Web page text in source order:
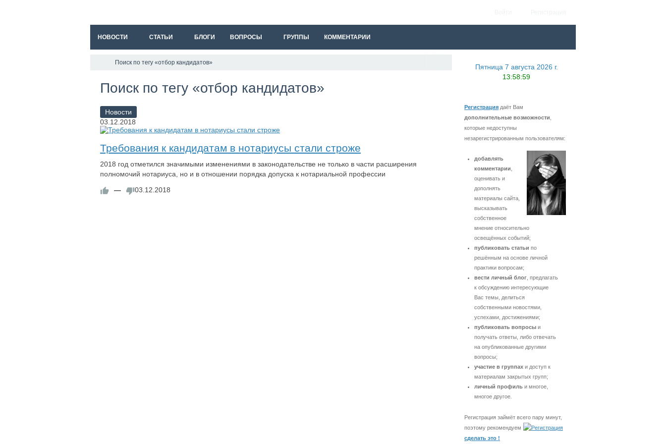
НОВОСТИ СТАТЬИ БЛОГИ ВОПРОСЫ ГРУППЫ КОММЕНТАРИИ
Поиск по тегу «отбор кандидатов»
Поиск по тегу «отбор кандидатов»
Новости
03.12.2018
Требования к кандидатам в нотариусы стали строже
2018 год отметился значимыми изменениями в законодательстве не только в части расширения
полномочий нотариуса, но и в отношении порядка допуска к нотариальной профессии
—
03.12.2018
Пятница 7 августа 2026 г.
13:58:59
Регистрация даёт Вам
дополнительные возможности
которые недоступны
незарегистрированным пользователям:
добавлять
комментарии
оценивать и
дополнять
материалы сайта,
высказывать
собственное
мнение относительно
освещённых событий;
публиковать статьи по
решённым на основе личной
практики вопросам;
вести личный блог , предлагать
к обсуждению интересующие
Вас темы, делиться
собственными новостями,
успехами, достижениями;
публиковать вопросы и
получать ответы, либо отвечать
на опубликованные другими
вопросы;
участие в группах и доступ к
материалам закрытых групп;
личный профиль и многое,
многое другое.
Регистрация займёт всего пару минут,
поэтому рекомендуем
сделать это !